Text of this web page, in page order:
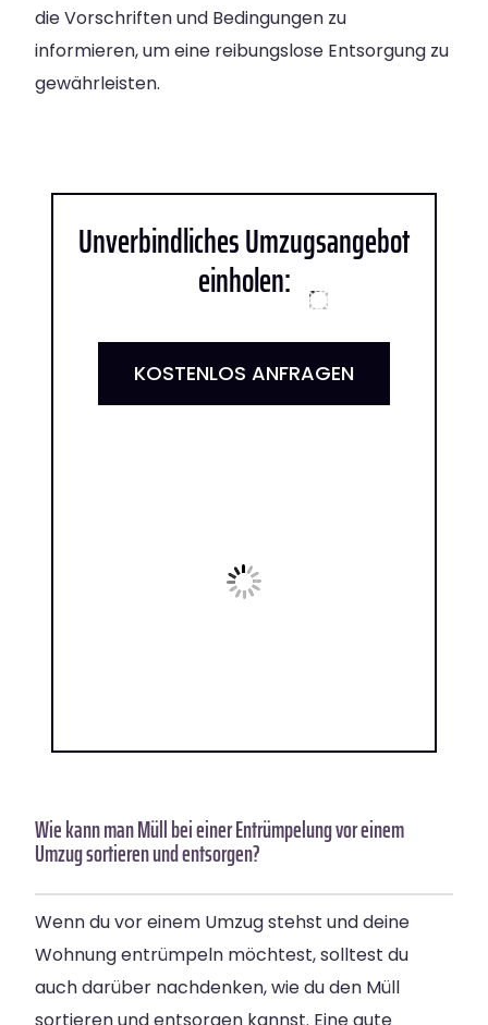
die Vorschriften und Bedingungen zu
informieren, um eine reibungslose Entsorgung zu
gewährleisten.
Unverbindliches Umzugsangebot
einholen:
KOSTENLOS ANFRAGEN
Wie kann man Müll bei einer Entrümpelung vor einem
Umzug sortieren und entsorgen?
Wenn du vor einem Umzug stehst und deine
Wohnung entrümpeln möchtest, solltest du
auch darüber nachdenken, wie du den Müll